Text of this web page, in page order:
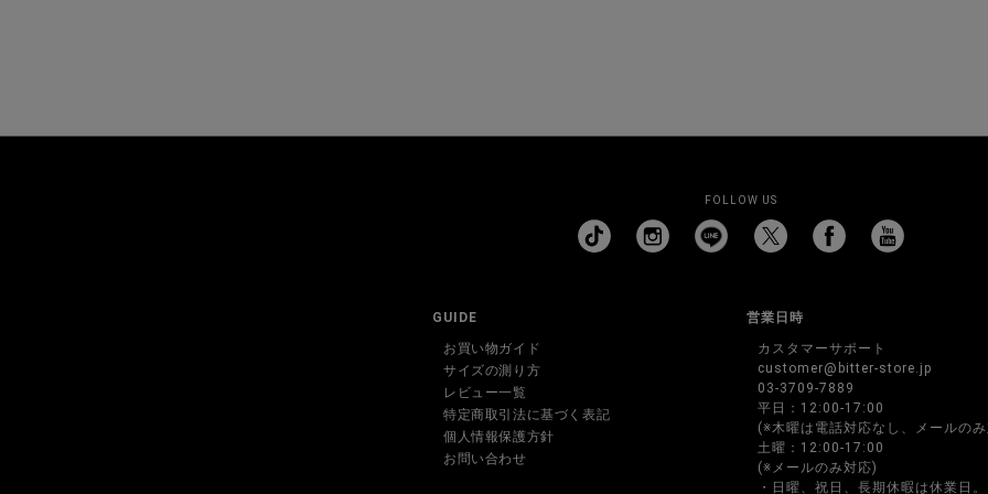
FOLLOW US
GUIDE
お買い物ガイド
サイズの測り方
レビュー一覧
特定商取引法に基づく表記
個人情報保護方針
お問い合わせ
営業日時
カスタマーサポート
customer@bitter-store.jp
03-3709-7889
平日：12:00-17:00
(※木曜は電話対応なし、メールの
土曜：12:00-17:00
(※メールのみ対応)
・日曜、祝日、長期休暇は休業日。